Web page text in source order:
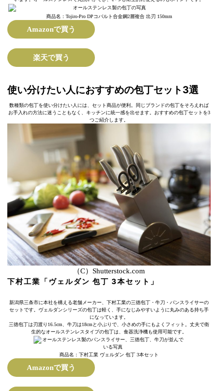
商品名：Tojiro-Pro DPコバルト合金鋼2層複合 出刃 150mm
Amazonで買う
楽天で買う
使い分けたい人におすすめの包丁セット3選
数種類の包丁を使い分けたい人には、セット商品が便利。同じブランドの包丁をそろえれば
お手入れの方法に迷うこともなく、キッチンに統一感を出せます。おすすめの包丁セットを3
つご紹介します。
（C）Shutterstock.com
下村工業「ヴェルダン 包丁 3本セット」
新潟県三条市に本社を構える老舗メーカー、下村工業の三徳包丁・牛刀・パンスライサーの
セットです。ヴェルダンシリーズの包丁は軽く、手になじみやすいように丸みのある持ち手
になっています。
三徳包丁は刃渡り16.5cm、牛刀は18cmと小ぶりで、小さめの手にもよくフィット。丈夫で衛
生的なオールステンレスタイプの包丁は、食器洗浄機も使用可能です。
商品名：下村工業 ヴェルダン 包丁 3本セット
Amazonで買う